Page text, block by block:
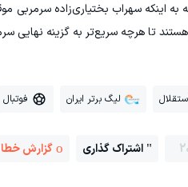
به اینکه سهراب بختیاری‌زاده سرمربی
تا هرچه سریع‌تر به گزینه نهایی
لیگ برتر ایران فوتبال
اشتراک گذاری گزارش خطا